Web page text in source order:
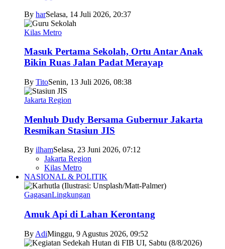
By harSelasa, 14 Juli 2026, 20:37
Kilas Metro
Masuk Pertama Sekolah, Ortu Antar Anak
Bikin Ruas Jalan Padat Merayap
By TitoSenin, 13 Juli 2026, 08:38
Jakarta Region
Menhub Dudy Bersama Gubernur Jakarta
Resmikan Stasiun JIS
By ilhamSelasa, 23 Juni 2026, 07:12
Jakarta Region
Kilas Metro
NASIONAL & POLITIK
GagasanLingkungan
Amuk Api di Lahan Kerontang
By AdiMinggu, 9 Agustus 2026, 09:52